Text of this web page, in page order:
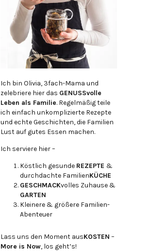
Ich bin Olivia, 3fach-Mama und
zelebriere hier das GENUSSvolle
Leben als Familie. Regelmäßig teile
ich einfach unkomplizierte Rezepte
und echte Geschichten, die Familien
Lust auf gutes Essen machen.
Ich serviere hier –
Köstlich gesunde REZEPTE &
durchdachte FamilienKÜCHE
GESCHMACKvolles Zuhause &
GARTEN
Kleinere & größere Familien-
Abenteuer
Lass uns den Moment ausKOSTEN –
More is Now, los geht’s!